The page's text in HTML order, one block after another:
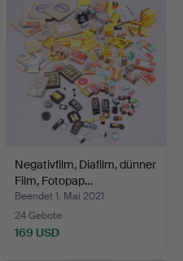
Negativfilm, Diafilm, dünner
Film, Fotopap…
Beendet 1. Mai 2021
24 Gebote
169 USD